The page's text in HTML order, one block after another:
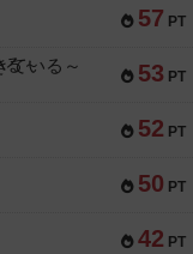
57 PT
53 PT
いる～
52 PT
50 PT
42 PT